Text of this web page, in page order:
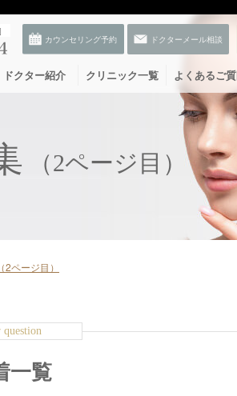
ドクター紹介 クリニック一覧 よくあるご
（2ページ目）
ページ目）
一覧